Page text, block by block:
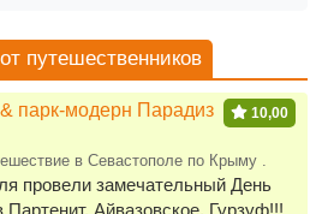
путешественников
10,00
парк-модерн Парадиз
в Севастополе по Крыму .
провели замечательный День
Партенит, Айвазовское, Гурзуф!!!